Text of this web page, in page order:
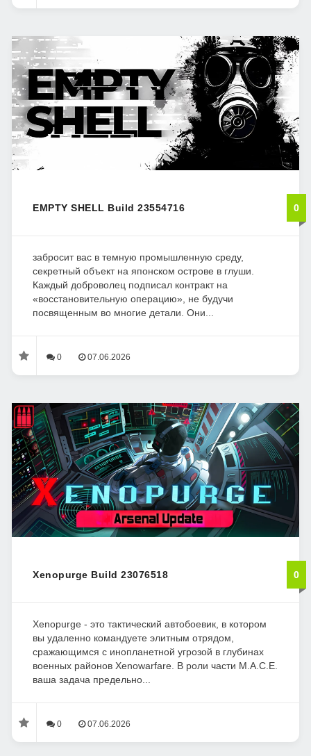
EMPTY SHELL Build 23554716 0
забросит вас в темную промышленную среду,
секретный объект на японском острове в глуши.
Каждый доброволец подписал контракт на
«восстановительную операцию», не будучи
посвященным во многие детали. Они...
0 07.06.2026
Xenopurge Build 23076518 0
Xenopurge - это тактический автобоевик, в котором
вы удаленно командуете элитным отрядом,
сражающимся с инопланетной угрозой в глубинах
военных районов Xenowarfare. В роли части M.A.C.E.
ваша задача предельно...
0 07.06.2026